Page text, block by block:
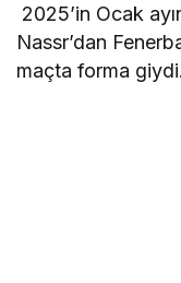
2025’in Ocak
Nassr’dan
maçta forma giydi.